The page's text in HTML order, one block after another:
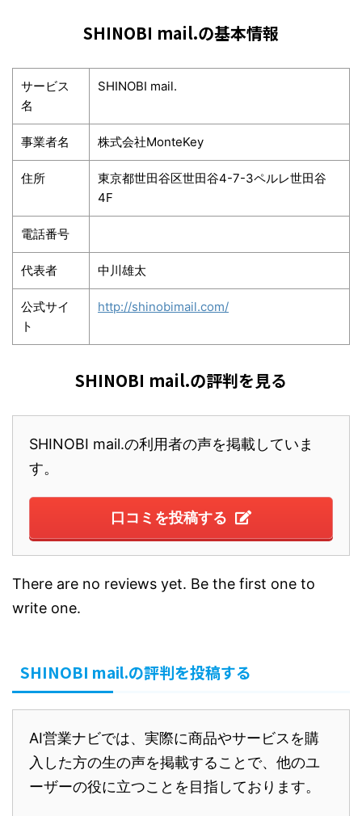
SHINOBI mail.の基本情報
サービス
名
SHINOBI mail.
事業者名 株式会社MonteKey
住所
東京都世田谷区世田谷4-7-3ペルレ世田谷
4F
電話番号
代表者 中川雄太
公式サイ
ト
http://shinobimail.com/
SHINOBI mail.の評判を見る
SHINOBI mail.の利用者の声を掲載していま
す。
口コミを投稿する
There are no reviews yet. Be the first one to
write one.
SHINOBI mail.の評判を投稿する
AI営業ナビでは、実際に商品やサービスを購
入した方の生の声を掲載することで、他のユ
ーザーの役に立つことを目指しております。